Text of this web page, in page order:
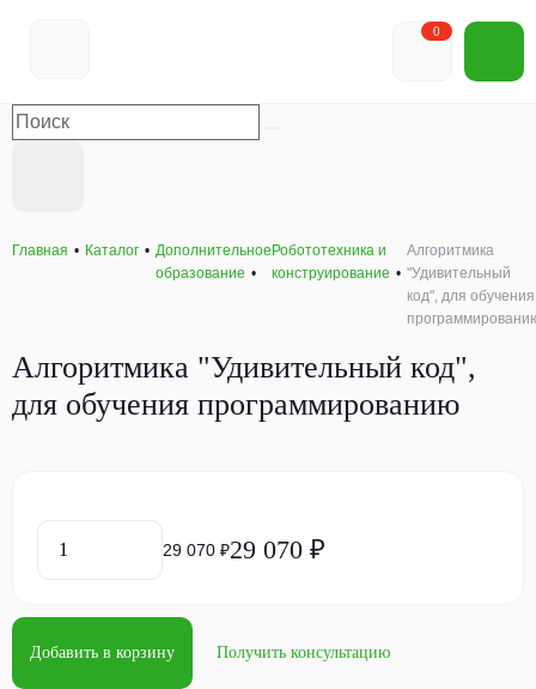
0
Главная Каталог
Дополнительное
образование
Робототехника и
конструирование
Алгоритмика
"Удивительный
код", для обучения
Алгоритмика "Удивительный код",
для обучения программированию
29 070 ₽29 070 ₽
Добавить в корзину Получить консультацию